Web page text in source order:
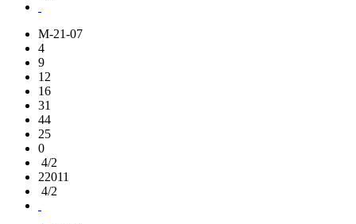
M-21-07
4
9
12
16
31
44
25
0
4/2
22011
4/2